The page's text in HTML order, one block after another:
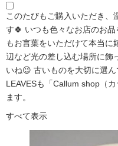
このたびもご購入いただき、
す🍀 いつも色々なお店のお
もお言葉をいただけて本当に
辺など光の差し込む場所に飾
いね😉 古いものを大切に選
LEAVESも「Callum shop（
ます。
すべて表示